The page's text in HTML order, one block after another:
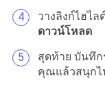
วางลิงก์ไฮไ
ดาวน์โหลด
สุดท้าย บันทึ
คุณแล้วสนุก